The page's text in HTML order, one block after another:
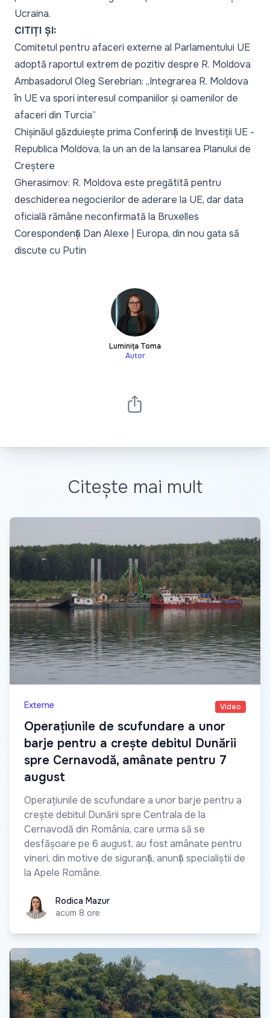
Ucraina.
CITIȚI ȘI:
Comitetul pentru afaceri externe al Parlamentului UE
adoptă raportul extrem de pozitiv despre R. Moldova
Ambasadorul Oleg Serebrian: „Integrarea R. Moldova
în UE va spori interesul companiilor și oamenilor de
afaceri din Turcia”
Chișinăul găzduiește prima Conferință de Investiții UE -
Republica Moldova, la un an de la lansarea Planului de
Creștere
Gherasimov: R. Moldova este pregătită pentru
deschiderea negocierilor de aderare la UE, dar data
oficială rămâne neconfirmată la Bruxelles
Corespondență Dan Alexe | Europa, din nou gata să
discute cu Putin
Luminița Toma
Autor
Citește mai mult
Externe Video
Operațiunile de scufundare a unor
barje pentru a crește debitul Dunării
spre Cernavodă, amânate pentru 7
august
Operațiunile de scufundare a unor barje pentru a
crește debitul Dunării spre Centrala de la
Cernavodă din România, care urma să se
desfășoare pe 6 august, au fost amânate pentru
vineri, din motive de siguranță, anunță specialiștii de
la Apele Române.
Rodica MazurRodica Mazur
acum 8 ore